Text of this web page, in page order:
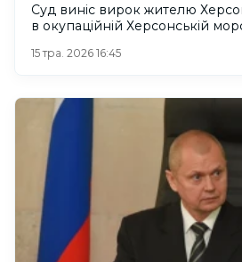
Суд виніс вирок жителю
в окупаційній Херсонській
15 тра. 2026 16:45